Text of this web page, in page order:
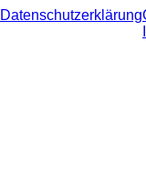
Datenschutzerklärung